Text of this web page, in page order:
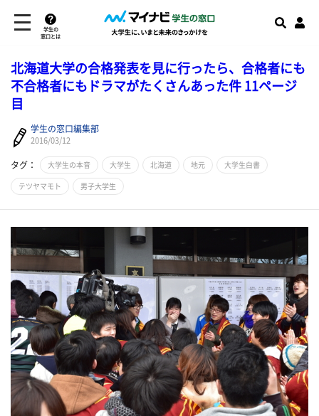
学生の
窓口とは
北海道大学の合格発表を見に行ったら、合格者にも
不合格者にもドラマがたくさんあった件 11ページ
目
学生の窓口編集部
2016/03/12
タグ： 大学生の本音 大学生 北海道 地元 大学生白書
テツヤマモト 男子大学生